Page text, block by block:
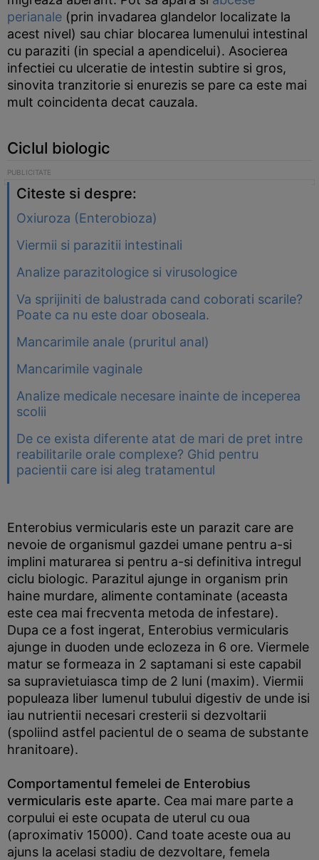
perianale (prin invadarea glandelor localizate la
acest nivel) sau chiar blocarea lumenului intestinal
cu paraziti (in special a apendicelui). Asocierea
infectiei cu ulceratie de intestin subtire si gros,
sinovita tranzitorie si enurezis se pare ca este mai
mult coincidenta decat cauzala.
Ciclul biologic
Citeste si despre:
Oxiuroza (Enterobioza)
Viermii si parazitii intestinali
Analize parazitologice si virusologice
Va sprijiniti de balustrada cand coborati scarile?
Poate ca nu este doar oboseala.
Mancarimile anale (pruritul anal)
Mancarimile vaginale
Analize medicale necesare inainte de inceperea
scolii
De ce exista diferente atat de mari de pret intre
reabilitarile orale complexe? Ghid pentru
pacientii care isi aleg tratamentul
Enterobius vermicularis este un parazit care are
nevoie de organismul gazdei umane pentru a-si
implini maturarea si pentru a-si definitiva intregul
ciclu biologic. Parazitul ajunge in organism prin
haine murdare, alimente contaminate (aceasta
este cea mai frecventa metoda de infestare).
Dupa ce a fost ingerat, Enterobius vermicularis
ajunge in duoden unde eclozeza in 6 ore. Viermele
matur se formeaza in 2 saptamani si este capabil
sa supravietuiasca timp de 2 luni (maxim). Viermii
populeaza liber lumenul tubului digestiv de unde isi
iau nutrientii necesari cresterii si dezvoltarii
(spoliind astfel pacientul de o seama de substante
hranitoare).
Comportamentul femelei de Enterobius
vermicularis este aparte. Cea mai mare parte a
corpului ei este ocupata de uterul cu oua
(aproximativ 15000). Cand toate aceste oua au
ajuns la acelasi stadiu de dezvoltare, femela